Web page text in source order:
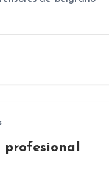
profesional